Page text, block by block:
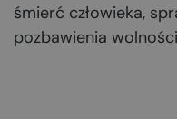
śmierć człowieka,
pozbawienia